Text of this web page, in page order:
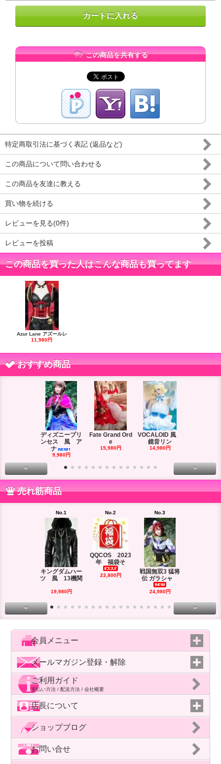
この商品を共有する
特定商取引法に基づく表記 (返品など)
この商品について問い合わせる
この商品を友達に教える
買い物を続ける
レビューを見る(0件)
レビューを投稿
この商品を買った人はこんな商品も買ってます
Azur Lane アズールレ
11,980円
おすすめ商品
ディズニープリ
ンセス 風 ア
ナ
9,980円
Fate Grand Ord
e
15,980円
VOCALOID 風
鏡音リン
14,980円
< >
売れ筋商品
No.1
キングダムハー
ツ 風 13機関
19,980円
No.2
QQCOS 2023
年 福袋そ
23,800円
No.3
戦国無双3 猛将
伝 ガラシャ
24,980円
< >
会員メニュー
メールマガジン登録・解除
ご利用ガイド
支払い方法 / 配送方法 / 会社概要
店長について
ショップブログ
お問い合せ